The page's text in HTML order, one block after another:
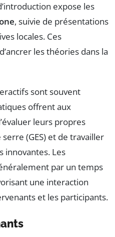
expose les
, suivie de présentations
locales. Ces
les théories dans la
sont souvent
offrent aux
leurs propres
(GES) et de travailler
innovantes. Les
par un temps
une interaction
et les participants.